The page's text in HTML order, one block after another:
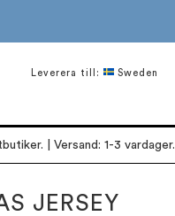
Leverera till: Sweden
| Versand: 1-3 vardager.
JERSEY